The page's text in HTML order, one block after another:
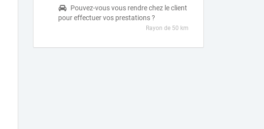
Pouvez-vous vous rendre chez le client
pour effectuer vos prestations ?
Rayon de 50 km